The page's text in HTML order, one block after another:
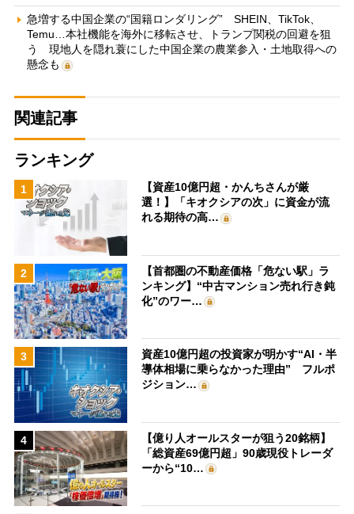
急増する中国企業の“国籍ロンダリング” SHEIN、TikTok、
Temu…本社機能を海外に移転させ、トランプ関税の回避を狙
う 現地人を隠れ蓑にした中国企業の農業参入・土地取得への
懸念も
関連記事
ランキング
1
【資産10億円超・かんちさんが厳
選！】「キオクシアの次」に資金が流
れる期待の高…
2
【首都圏の不動産価格「危ない駅」ラ
ンキング】“中古マンション売れ行き鈍
化”のワー…
3
資産10億円超の投資家が明かす“AI・半
導体相場に乗らなかった理由” フルポ
ジション…
4
【億り人オールスターが狙う20銘柄】
「総資産69億円超」90歳現役トレーダ
ーから“10…